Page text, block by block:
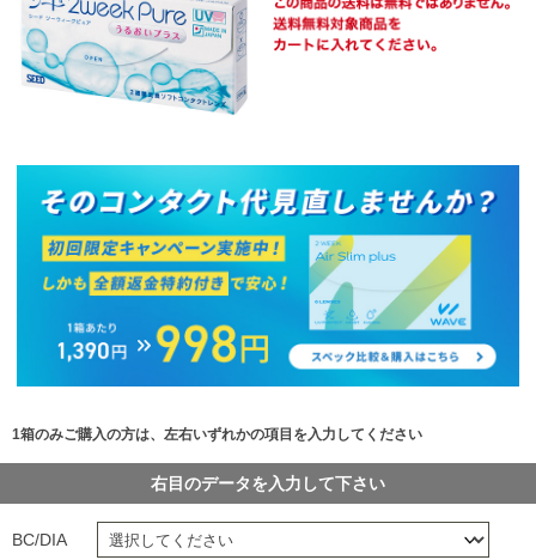
1箱のみご購入の方は、左右いずれかの項目を入力してください
右目のデータを入力して下さい
BC/DIA